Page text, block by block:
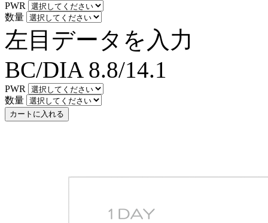
PWR
数量
左目データを入力
BC/DIA 8.8/14.1
PWR
数量
カートに入れる